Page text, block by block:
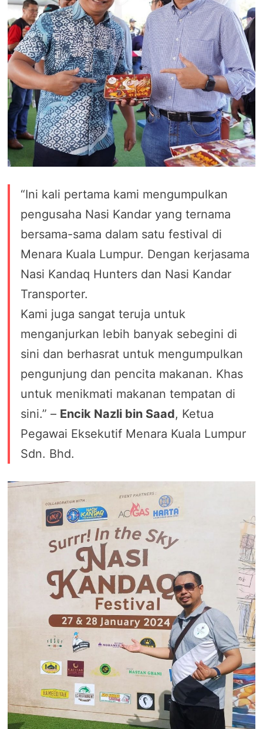
“Ini kali pertama kami mengumpulkan
pengusaha Nasi Kandar yang ternama
bersama-sama dalam satu festival di
Menara Kuala Lumpur. Dengan kerjasama
Nasi Kandaq Hunters dan Nasi Kandar
Transporter.
Kami juga sangat teruja untuk
menganjurkan lebih banyak sebegini di
sini dan berhasrat untuk mengumpulkan
pengunjung dan pencita makanan. Khas
untuk menikmati makanan tempatan di
sini.” – Encik Nazli bin Saad, Ketua
Pegawai Eksekutif Menara Kuala Lumpur
Sdn. Bhd.